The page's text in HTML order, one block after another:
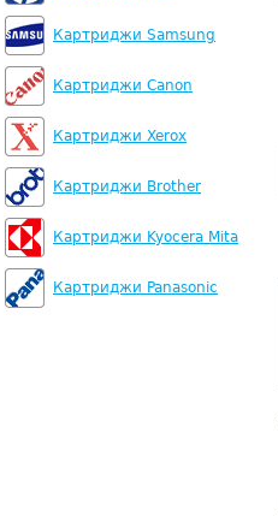
Картриджи Samsung
Картриджи Canon
Картриджи Xerox
Картриджи Brother
Картриджи Kyocera Mita
Картриджи Panasonic